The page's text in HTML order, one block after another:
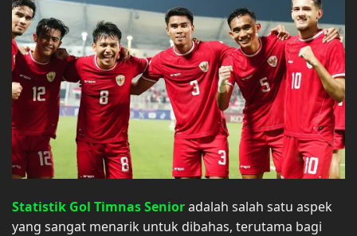
Statistik Gol Timnas Senioradalah salah satu aspek
yang sangat menarik untuk dibahas, terutama bagi